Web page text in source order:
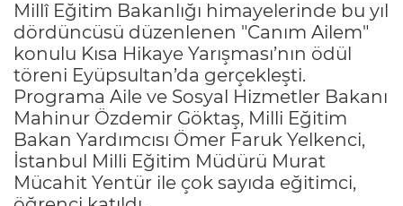
Millî Eğitim Bakanlığı himayelerinde bu yıl
dördüncüsü düzenlenen "Canım Ailem"
konulu Kısa Hikaye Yarışması’nın ödül
töreni Eyüpsultan’da gerçekleşti.
Programa Aile ve Sosyal Hizmetler Bakanı
Mahinur Özdemir Göktaş, Milli Eğitim
Bakan Yardımcısı Ömer Faruk Yelkenci,
İstanbul Milli Eğitim Müdürü Murat
Mücahit Yentür ile çok sayıda eğitimci,